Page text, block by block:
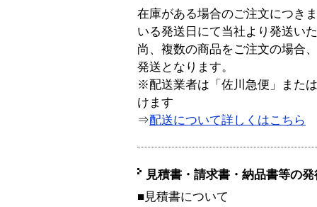
在庫がある場合のご注文につき
いる発送日にて当社より発送い
尚、複数の商品をご注文の場合
発送となります。
※配送業者は「佐川急便」また
けます
⇒配送について詳しくはこちら
見積書・請求書・納品書等の
■見積書について